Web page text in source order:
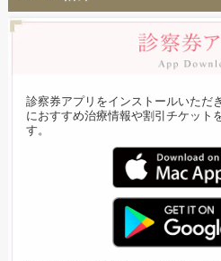
診察券アプリをインストールいただ
におすすめ治療情報や割引チケット
す。